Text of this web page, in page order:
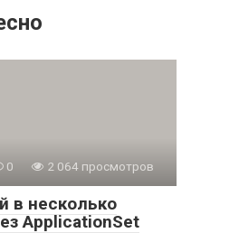
0 2 064 просмотров
в несколько
ApplicationSet